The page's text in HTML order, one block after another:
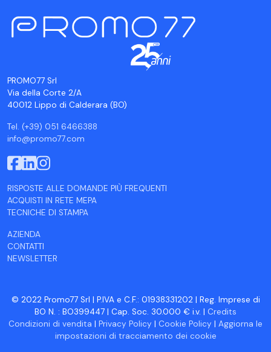
PROMO77 Srl
Via della Corte 2/A
40012 Lippo di Calderara (BO)
Tel. (+39) 051 6466388
info@promo77.com
RISPOSTE ALLE DOMANDE PIÙ FREQUENTI
ACQUISTI IN RETE MEPA
TECNICHE DI STAMPA
AZIENDA
CONTATTI
NEWSLETTER
© 2022 Promo77 Srl | P.IVA e C.F.: 01938331202 | Reg. Imprese di
BO N. : BO399447 | Cap. Soc. 30.000 € i.v. | Credits
Condizioni di vendita | Privacy Policy | Cookie Policy | Aggiorna le
impostazioni di tracciamento dei cookie